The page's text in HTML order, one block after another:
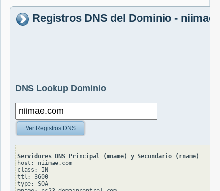
Registros DNS del Dominio -
DNS Lookup Dominio
Ver Registros DNS
Servidores DNS Principal (mname) y Secundario (rname)
host: niimae.com
class: IN
ttl: 3600
type: SOA